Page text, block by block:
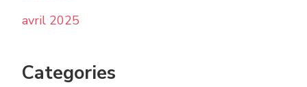
avril 2025
Categories